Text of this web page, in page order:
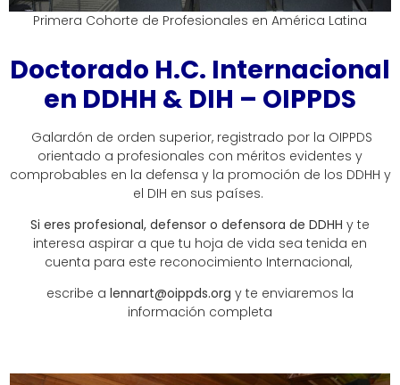
Primera Cohorte de Profesionales en América Latina
Doctorado H.C. Internacional
en DDHH & DIH – OIPPDS
Galardón de orden superior, registrado por la OIPPDS
orientado a profesionales con méritos evidentes y
comprobables en la defensa y la promoción de los DDHH y
el DIH en sus países.
Si eres profesional, defensor o defensora de DDHH y te
interesa aspirar a que tu hoja de vida sea tenida en
cuenta para este reconocimiento Internacional,
escribe a lennart@oippds.org y te enviaremos la
información completa